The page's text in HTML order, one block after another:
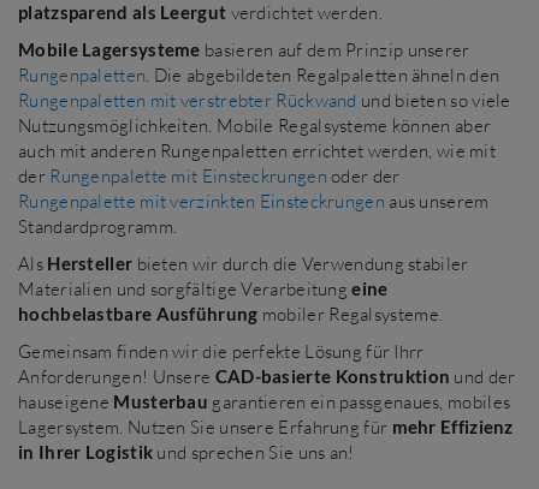
platzsparend als Leergut verdichtet werden.
Mobile Lagersysteme basieren auf dem Prinzip unserer
Rungenpaletten. Die abgebildeten Regalpaletten ähneln den
Rungenpaletten mit verstrebter Rückwand und bieten so viele
Nutzungsmöglichkeiten. Mobile Regalsysteme können aber
auch mit anderen Rungenpaletten errichtet werden, wie mit
der Rungenpalette mit Einsteckrungenoder der
Rungenpalette mit verzinkten Einsteckrungen aus unserem
Standardprogramm.
Als Hersteller bieten wir durch die Verwendung stabiler
Materialien und sorgfältige Verarbeitungeine
hochbelastbare Ausführung mobiler Regalsysteme.
Gemeinsam finden wir die perfekte Lösung für Ihrr
Anforderungen! Unsere CAD-basierte Konstruktion und der
hauseigene Musterbau garantieren ein passgenaues, mobiles
Lagersystem. Nutzen Sie unsere Erfahrung für mehr Effizienz
in Ihrer Logistik und sprechen Sie uns an!